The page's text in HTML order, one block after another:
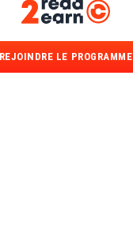
REJOINDRE LE PROGRAMME